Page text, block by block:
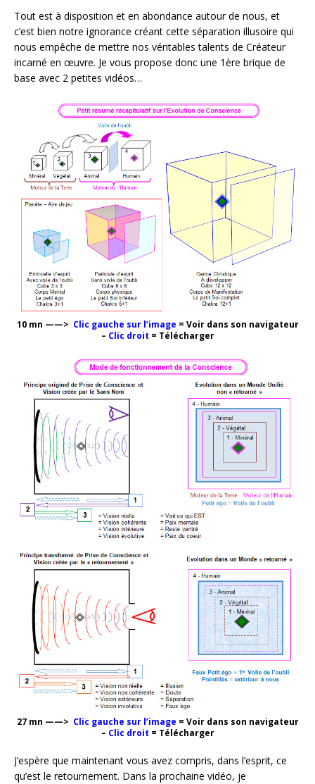
Tout est à disposition et en abondance autour de nous, et
c’est bien notre ignorance créant cette séparation illusoire qui
nous empêche de mettre nos véritables talents de Créateur
incarné en œuvre. Je vous propose donc une 1ère brique de
base avec 2 petites vidéos…
10 mn ——> Clic gauche sur l’image = Voir dans son navigateur
– Clic droit = Télécharger
27 mn ——> Clic gauche sur l’image = Voir dans son navigateur
– Clic droit = Télécharger
J’espère que maintenant vous avez compris, dans l’esprit, ce
qu’est le retournement. Dans la prochaine vidéo, je